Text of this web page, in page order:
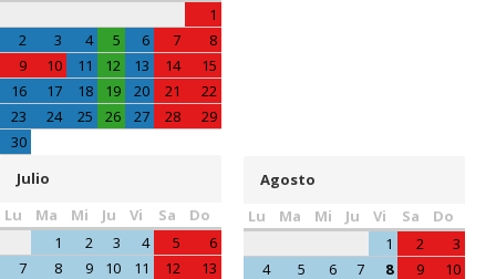
1
2
3 4 5 6 7
8
9
10 11 12 13 14
15
16
17 18 19 20 21
22
23
24 25 26 27 28
29
30
Julio
Lu
Ma Mi Ju Vi Sa
Do
1
2 3 4 5
6
7
8 9 10 11 12
13
Agosto
Lu
Ma Mi Ju Vi Sa
Do
1
2
3
4
5 6 7 8 9
10